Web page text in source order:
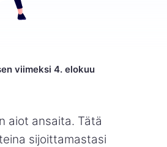
viimeksi 4. elokuu
aiot ansaita. Tätä
sijoittamastasi